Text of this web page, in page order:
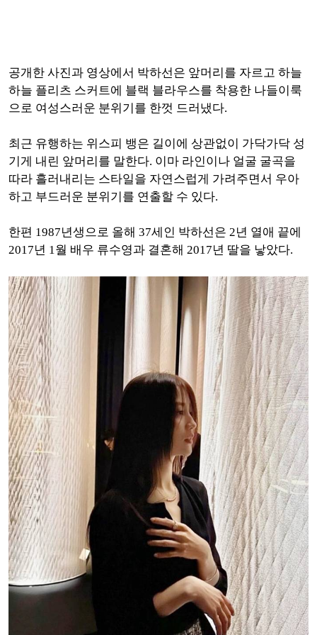
공개한 사진과 영상에서 박하선은 앞머리를 자르고 하늘
하늘 플리츠 스커트에 블랙 블라우스를 착용한 나들이룩
으로 여성스러운 분위기를 한껏 드러냈다.
최근 유행하는 위스피 뱅은 길이에 상관없이 가닥가닥 성
기게 내린 앞머리를 말한다. 이마 라인이나 얼굴 굴곡을
따라 흘러내리는 스타일을 자연스럽게 가려주면서 우아
하고 부드러운 분위기를 연출할 수 있다.
한편 1987년생으로 올해 37세인 박하선은 2년 열애 끝에
2017년 1월 배우 류수영과 결혼해 2017년 딸을 낳았다.